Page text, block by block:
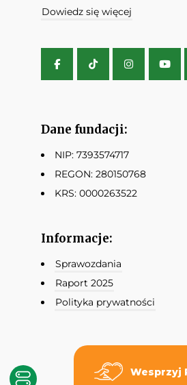
Dowiedz się więcej
Dane fundacji:
NIP: 7393574717
REGON: 280150768
KRS: 0000263522
Informacje:
Sprawozdania
Raport 2025
Polityka prywatności
Wesprzyj